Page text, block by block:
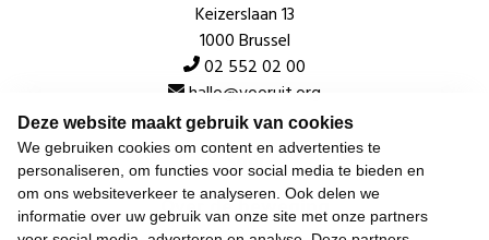
Deze website maakt gebruik van cookies
We gebruiken cookies om content en advertenties te
personaliseren, om functies voor social media te bieden en
om ons websiteverkeer te analyseren. Ook delen we
informatie over uw gebruik van onze site met onze partners
Keizerslaan 13
1000 Brussel
02 552 02 00
hallo@vooruit.org
Snel
Over de beweging